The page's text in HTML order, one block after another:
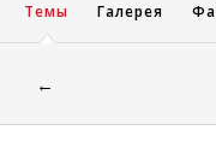
Темы Галерея
←